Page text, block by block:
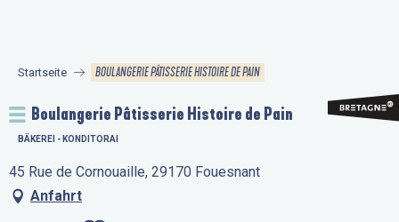
principal
Startseite BOULANGERIE PÂTISSERIE HISTOIRE DE PAIN
Boulangerie Pâtisserie Histoire de Pain
BÄKEREI - KONDITORAI
45 Rue de Cornouaille, 29170 Fouesnant
Anfahrt